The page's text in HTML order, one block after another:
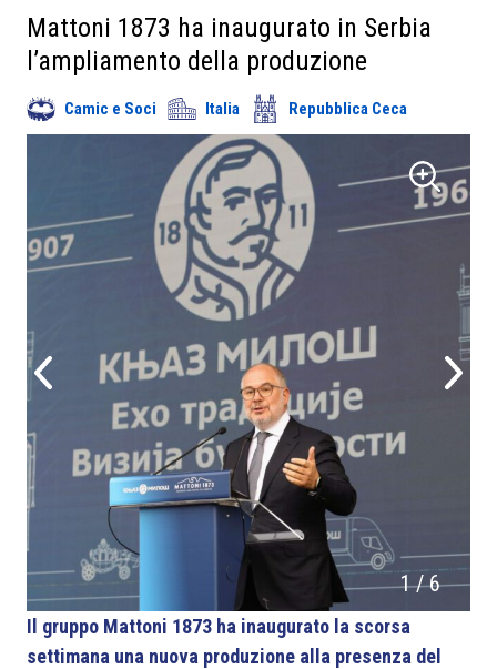
Soci
Partner
Progetti
Area riservata
Mattoni 1873 ha inaugurato in Serbia
l’ampliamento della produzione
Camic e Soci Italia Repubblica Ceca
1/6
Il gruppo Mattoni 1873 ha inaugurato la scorsa
settimana una nuova produzione alla presenza del